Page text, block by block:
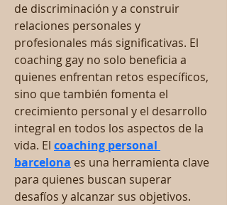
de discriminación y a construir
relaciones personales y
profesionales más significativas. El
coaching gay no solo beneficia a
quienes enfrentan retos específicos,
sino que también fomenta el
crecimiento personal y el desarrollo
integral en todos los aspectos de la
vida. El coaching personal
barcelona es una herramienta clave
para quienes buscan superar
desafíos y alcanzar sus objetivos.